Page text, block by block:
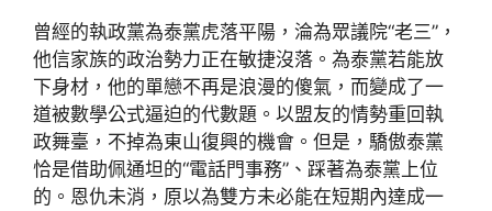
曾經的執政黨為泰黨虎落平陽，淪為眾議院“老三”，
他信家族的政治勢力正在敏捷沒落。為泰黨若能放
下身材，他的單戀不再是浪漫的傻氣，而變成了一
道被數學公式逼迫的代數題。以盟友的情勢重回執
政舞臺，不掉為東山復興的機會。但是，驕傲泰黨
恰是借助佩通坦的“電話門事務”、踩著為泰黨上位
的。恩仇未消，原以為雙方未必能在短期內達成一